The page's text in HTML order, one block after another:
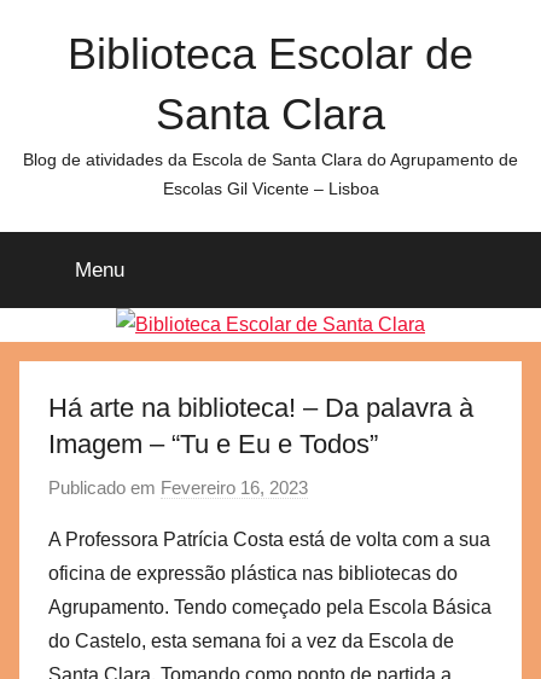
Biblioteca Escolar de
Santa Clara
Blog de atividades da Escola de Santa Clara do Agrupamento de
Escolas Gil Vicente – Lisboa
Menu
Há arte na biblioteca! – Da palavra à
Imagem – “Tu e Eu e Todos”
Publicado em Fevereiro 16, 2023
r
a
e
g
A Professora Patrícia Costa está de volta com a sua
oficina de expressão plástica nas bibliotecas do
Agrupamento. Tendo começado pela Escola Básica
do Castelo, esta semana foi a vez da Escola de
Santa Clara. Tomando como ponto de partida a